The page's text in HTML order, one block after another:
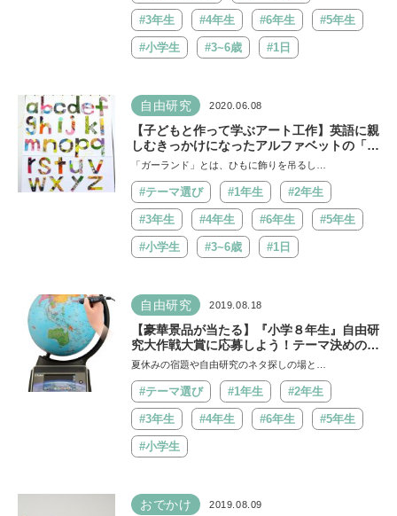
#3年生 #4年生 #6年生 #5年生
#小学生 #3~6歳 #1日
自由研究 2020.06.08
【子どもと作って学ぶアート工作】英語に親
しむきっかけになったアルファベットの「コ
ラージュ・ガーランド」
「ガーランド」とは、ひもに飾りを吊るし…
#テーマ選び #1年生 #2年生
#3年生 #4年生 #6年生 #5年生
#小学生 #3~6歳 #1日
自由研究 2019.08.18
【豪華景品が当たる】『小学８年生』自由研
究大作戦大賞に応募しよう！テーマ決めのヒ
ントも満載
夏休みの宿題や自由研究のネタ探しの場と…
#テーマ選び #1年生 #2年生
#3年生 #4年生 #6年生 #5年生
#小学生
おでかけ 2019.08.09